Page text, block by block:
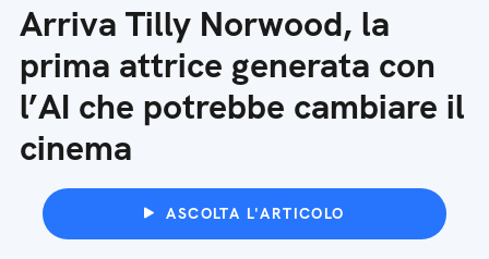
Arriva Tilly Norwood, la
prima attrice generata con
l’AI che potrebbe cambiare il
cinema
ASCOLTA L'ARTICOLO